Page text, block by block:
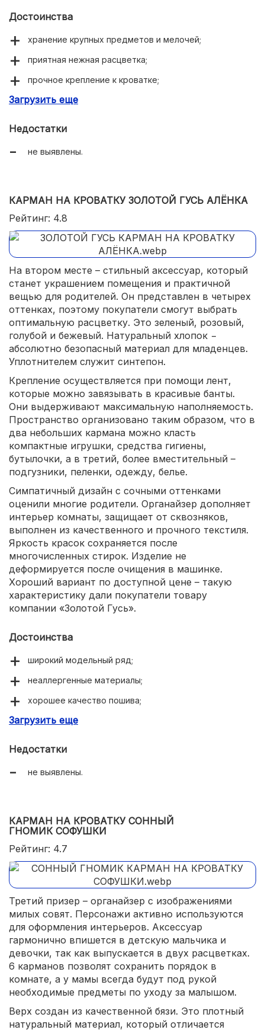
Достоинства
хранение крупных предметов и мелочей;
приятная нежная расцветка;
прочное крепление к кроватке;
трансформация 4 карманов в 5;
Загрузить еще
Недостатки
не выявлены.
КАРМАН НА КРОВАТКУ ЗОЛОТОЙ ГУСЬ АЛЁНКА
Рейтинг: 4.8
На втором месте – стильный аксессуар, который
станет украшением помещения и практичной
вещью для родителей. Он представлен в четырех
оттенках, поэтому покупатели смогут выбрать
оптимальную расцветку. Это зеленый, розовый,
голубой и бежевый. Натуральный хлопок −
абсолютно безопасный материал для младенцев.
Уплотнителем служит синтепон.
Крепление осуществляется при помощи лент,
которые можно завязывать в красивые банты.
Они выдерживают максимальную наполняемость.
Пространство организовано таким образом, что в
два небольших кармана можно класть
компактные игрушки, средства гигиены,
бутылочки, а в третий, более вместительный –
подгузники, пеленки, одежду, белье.
Симпатичный дизайн с сочными оттенками
оценили многие родители. Органайзер дополняет
интерьер комнаты, защищает от сквозняков,
выполнен из качественного и прочного текстиля.
Яркость красок сохраняется после
многочисленных стирок. Изделие не
деформируется после очищения в машинке.
Хороший вариант по доступной цене – такую
характеристику дали покупатели товару
компании «Золотой Гусь».
Достоинства
широкий модельный ряд;
неаллергенные материалы;
хорошее качество пошива;
приятный нежный дизайн;
Загрузить еще
Недостатки
не выявлены.
КАРМАН НА КРОВАТКУ СОННЫЙ
ГНОМИК СОФУШКИ
Рейтинг: 4.7
Третий призер – органайзер с изображениями
милых совят. Персонажи активно используются
для оформления интерьеров. Аксессуар
гармонично впишется в детскую мальчика и
девочки, так как выпускается в двух расцветках.
6 карманов позволят сохранить порядок в
комнате, а у мамы всегда будут под рукой
необходимые предметы по уходу за малышом.
Верх создан из качественной бязи. Это плотный
натуральный материал, который отличается